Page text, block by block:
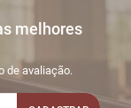
melhores
de avaliação.